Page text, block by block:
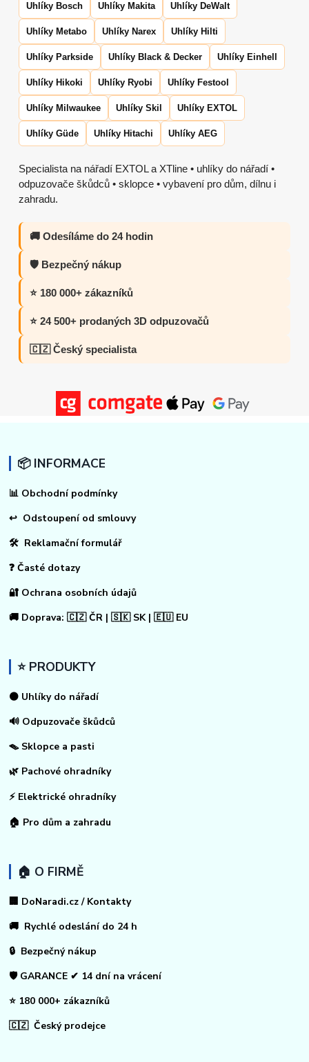
Uhlíky Bosch Uhlíky Makita Uhlíky DeWalt
Uhlíky Metabo Uhlíky Narex Uhlíky Hilti
Uhlíky Parkside Uhlíky Black & Decker Uhlíky Einhell
Uhlíky Hikoki Uhlíky Ryobi Uhlíky Festool
Uhlíky Milwaukee Uhlíky Skil Uhlíky EXTOL
Uhlíky Güde Uhlíky Hitachi Uhlíky AEG
Specialista na nářadí EXTOL a XTline • uhlíky do nářadí •
odpuzovače škůdců • sklopce • vybavení pro dům, dílnu i
zahradu.
🚚 Odesíláme do 24 hodin
🛡️ Bezpečný nákup
⭐ 180 000+ zákazníků
⭐ 24 500+ prodaných 3D odpuzovačů
🇨🇿 Český specialista
📦 INFORMACE
📊 Obchodní podmínky
↩ Odstoupení od smlouvy
🛠 Reklamační formulář
❓ Časté dotazy
🔐 Ochrana osobních údajů
🚚 Doprava: 🇨🇿 ČR | 🇸🇰 SK | 🇪🇺 EU
⭐ PRODUKTY
⚫ Uhlíky do nářadí
🔊 Odpuzovače škůdců
🪤 Sklopce a pasti
🌿 Pachové ohradníky
⚡ Elektrické ohradníky
🏠 Pro dům a zahradu
🏠 O FIRMĚ
🏢 DoNaradi.cz / Kontakty
🚚 Rychlé odeslání do 24 h
🔒 Bezpečný nákup
🛡️ GARANCE ✔ 14 dní na vrácení
⭐ 180 000+ zákazníků
🇨🇿 Český prodejce